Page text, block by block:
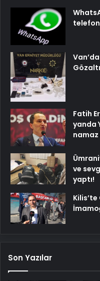
Gözaltı
Fatih
yanda
namaz
ve
yaptı!
Kilis’te
Son Yazılar